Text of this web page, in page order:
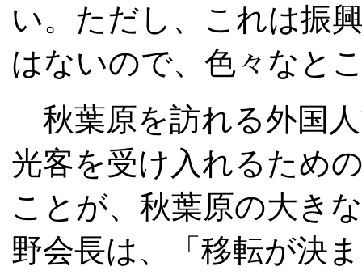
い。ただし、これは振
はないので、色々なと
秋葉原を訪れる外国
光客を受け入れるため
ことが、秋葉原の大き
野会長は、「移転が決